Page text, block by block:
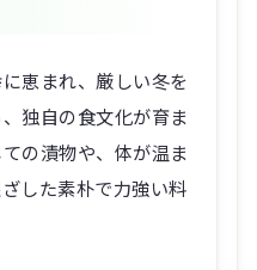
恵まれ、厳しい冬を
独自の食文化が育ま
の漬物や、体が温ま
した素朴で力強い料